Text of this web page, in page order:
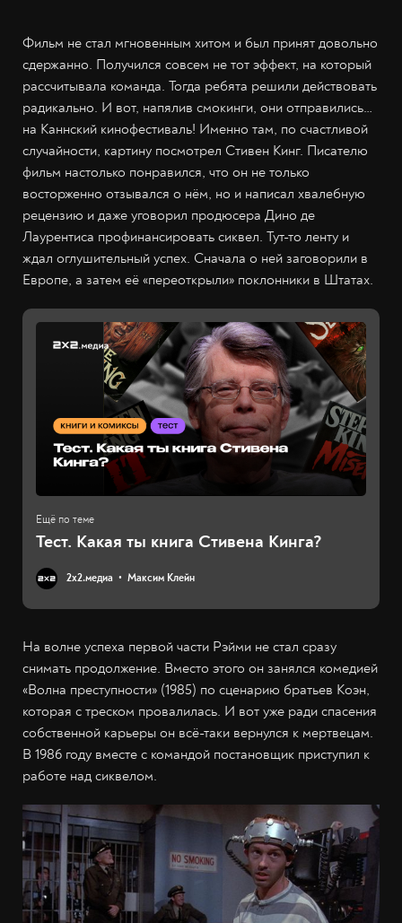
Фильм не стал мгновенным хитом и был принят довольно
сдержанно. Получился совсем не тот эффект, на который
рассчитывала команда. Тогда ребята решили действовать
радикально. И вот, напялив смокинги, они отправились…
на Каннский кинофестиваль! Именно там, по счастливой
случайности, картину посмотрел Стивен Кинг. Писателю
фильм настолько понравился, что он не только
восторженно отзывался о нём, но и написал хвалебную
рецензию и даже уговорил продюсера Дино де
Лаурентиса профинансировать сиквел. Тут-то ленту и
ждал оглушительный успех. Сначала о ней заговорили в
Европе, а затем её «переоткрыли» поклонники в Штатах.
Тест. Какая ты книга Стивена Кинга?
2х2.медиа Максим Клейн
На волне успеха первой части Рэйми не стал сразу
снимать продолжение. Вместо этого он занялся комедией
«Волна преступности» (1985) по сценарию братьев Коэн,
которая с треском провалилась. И вот уже ради спасения
собственной карьеры он всё-таки вернулся к мертвецам.
В 1986 году вместе с командой постановщик приступил к
работе над сиквелом.